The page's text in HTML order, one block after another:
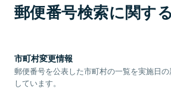
郵便番号検索に関す
市町村変更情報
郵便番号を公表した市町村の一覧を実施日
しています。